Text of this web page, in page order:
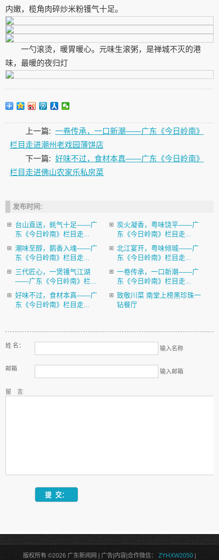
内嫩，榄角肉碎炒米粉镬气十足。
一勺滚烫，暖胃暖心。元味生滚粥，是禅城不灭的港
味，最暖的夜归灯
上一篇: 一卷传承，一口新潮——广东《今日岭南》
栏目走进潮州老戏园薄饼店
下一篇: 好味不过，食材本真——广东《今日岭南》
栏目走进佛山农家乐私房菜
发布时间:
台山直送，蚝气十足——广
东《今日岭南》栏目走...
炭火凝香，粤味饶平——广
东《今日岭南》栏目走...
潮味至醇，鹅香入魂——广
东《今日岭南》栏目走...
北江宴开，粤味倾城——广
东《今日岭南》栏目走...
三代匠心，一煲镬气江湖
——广东《今日岭南》栏...
一卷传承，一口新潮——广
东《今日岭南》栏目走...
好味不过，食材本真——广
东《今日岭南》栏目走...
致敬川菜 南堂上榜黑珍珠一
钻餐厅
姓 名： 输入名称
邮箱 输入邮箱
留 言:
版权所有 ©2026 广东新闻网 | 广告|内容|合作微信： ZYHXW2050